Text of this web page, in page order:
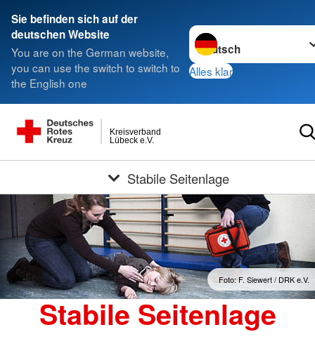
Sie befinden sich auf der
deutschen Website
You are on the German website,
you can use the switch to switch to
the English one
Sprache wechseln zu
Alles klar
Lübeck e.V.
Kreisverband
Stabile Seitenlage
Foto: F. Siewert / DRK e.V.
Stabile Seitenlage